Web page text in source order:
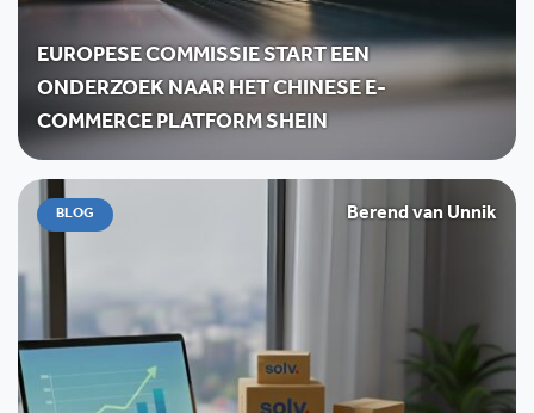
EUROPESE COMMISSIE START EEN
ONDERZOEK NAAR HET CHINESE E-
COMMERCE PLATFORM SHEIN
BLOG Berend van Unnik